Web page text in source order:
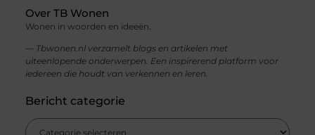
Over TB Wonen
Wonen in woorden en ideeën.
— Tbwonen.nl verzamelt blogs en artikelen met
uiteenlopende onderwerpen. Een inspirerend platform voor
iedereen die houdt van verkennen en leren.
Bericht categorie